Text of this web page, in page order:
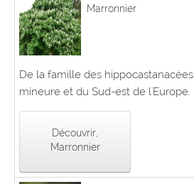
Marronnier
De la famille des
mineure et du Sud-est de l'Europe.
Découvrir,
Marronnier